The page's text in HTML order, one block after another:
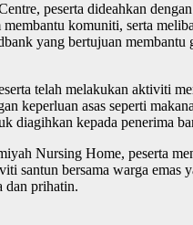
peserta dideahkan
komuniti, serta
yang bertujuan membantu
telah melakukan aktiviti
keperluan asas seperti
diagihkan kepada penerima
Nursing Home, peserta
santun bersama warga emas
dan prihatin.